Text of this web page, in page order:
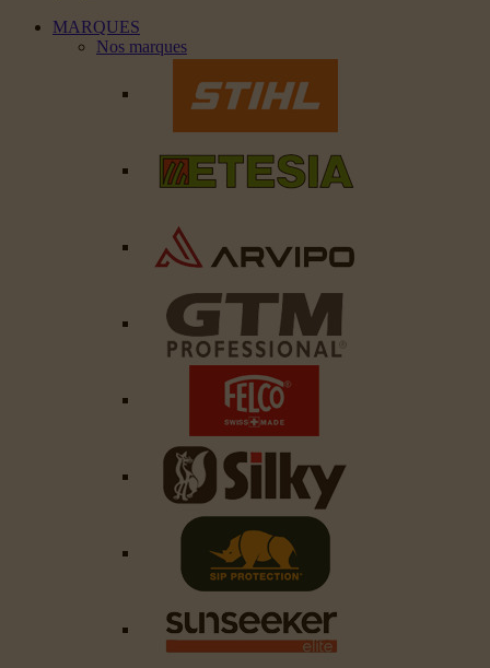
MARQUES
Nos marques